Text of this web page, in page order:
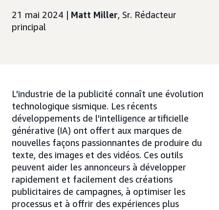
21 mai 2024 | Matt Miller, Sr. Rédacteur
principal
L'industrie de la publicité connaît une évolution
technologique sismique. Les récents
développements de l'intelligence artificielle
générative (IA) ont offert aux marques de
nouvelles façons passionnantes de produire du
texte, des images et des vidéos. Ces outils
peuvent aider les annonceurs à développer
rapidement et facilement des créations
publicitaires de campagnes, à optimiser les
processus et à offrir des expériences plus